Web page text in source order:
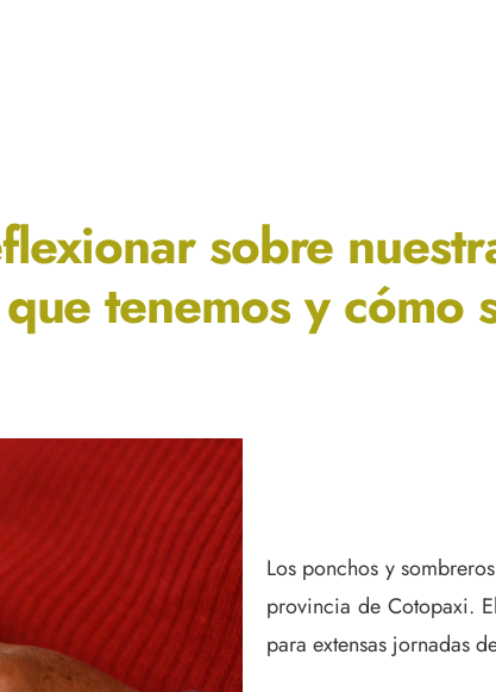
sobre
tenemos y cómo
Los ponchos y
provincia de Cotopaxi.
para extensas jornadas